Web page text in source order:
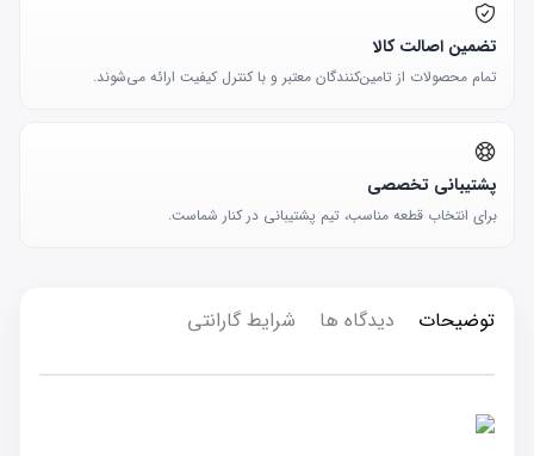
تضمین اصالت کالا
تمام محصولات از تامین‌کنندگان معتبر و با کنترل کیفیت ارائه می‌شوند.
پشتیبانی تخصصی
برای انتخاب قطعه مناسب، تیم پشتیبانی در کنار شماست.
توضیحات دیدگاه ها شرایط گارانتی